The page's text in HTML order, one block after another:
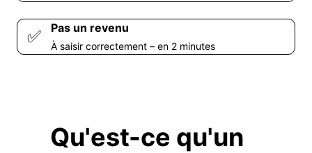
✅ Pas un revenu
À saisir correctement – en 2 minutes
Qu'est-ce qu'un